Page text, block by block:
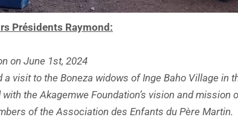
Présidents Raymond:
on June 1st, 2024
a visit to the Boneza widows of Inge Baho Village in
the Akagemwe Foundation’s vision and
of the Association des Enfants du Père Martin.